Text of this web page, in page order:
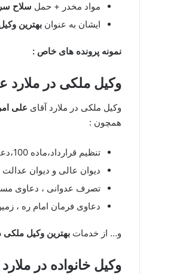
مواد مخدر + حمل سلاح
ایشان به عنوان بهترین
نمونه پرونده های خاص :
وکیل ملکی در ملارد
وکیل ملکی در ملارد آقای علی
همچون :
تنظیم قرارداد،ماده 100،دعاوی شهرداری،تغییر کاربری اراضی
دیوان عالی و دیوان عدالت
تصرف عدوانی ، دعاوی
دعاوی فرمان امام ره ،
و… از خدمات بهترین وکیل ملکی
وکیل خانواده در ملارد